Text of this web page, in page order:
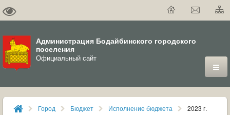
Администрация Бодайбинского городского
поселения
Официальный сайт
ГОРОД
Город Бюджет Исполнение бюджета 2023 г.